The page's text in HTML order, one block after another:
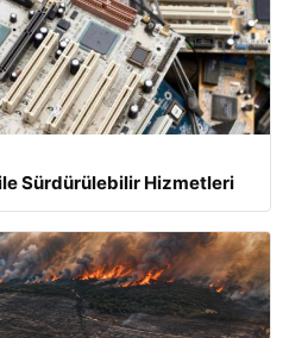
Sürdürülebilir Hizmetleri